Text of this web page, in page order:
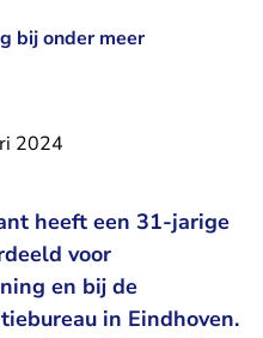
bij onder meer
2024
heeft een 31-jarige
voor
en bij de
in Eindhoven.